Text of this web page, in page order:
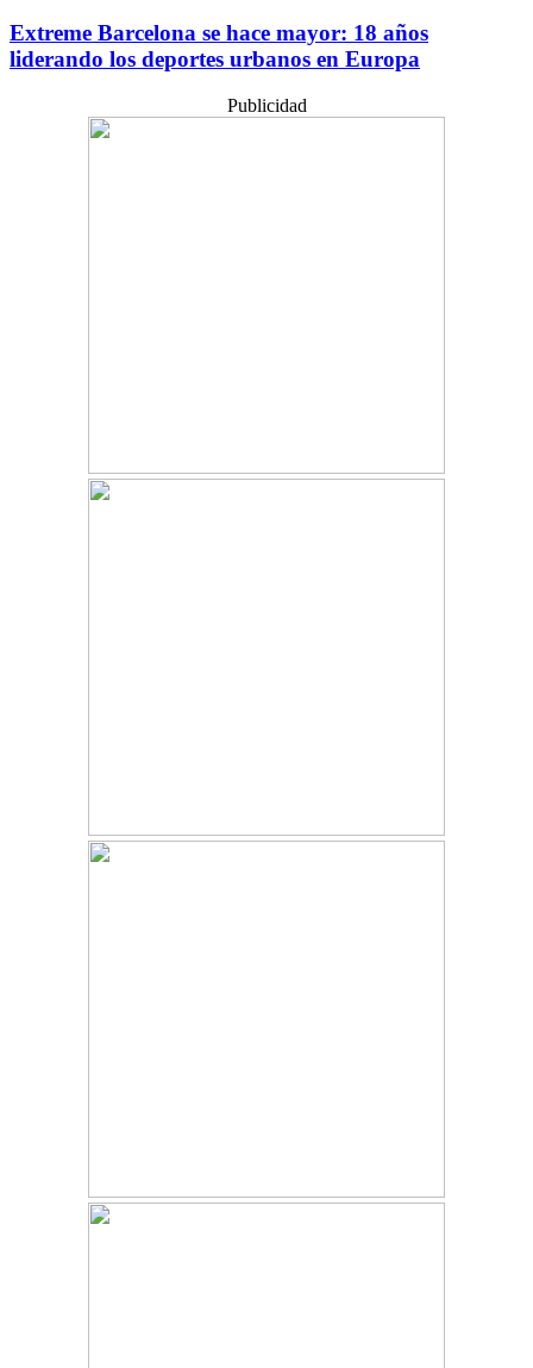
Extreme Barcelona se hace mayor: 18 años
liderando los deportes urbanos en Europa
Publicidad